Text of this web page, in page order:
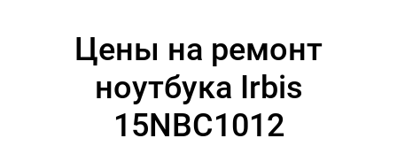
Цены на ремонт
ноутбука Irbis
15NBC1012